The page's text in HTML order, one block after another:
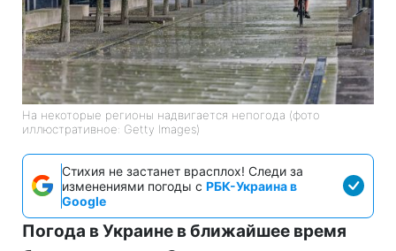
На некоторые регионы надвигается непогода (фото
иллюстративное: Getty Images)
Стихия не застанет врасплох! Следи за
изменениями погоды с РБК-Украина в
Google
Погода в Украине в ближайшее время